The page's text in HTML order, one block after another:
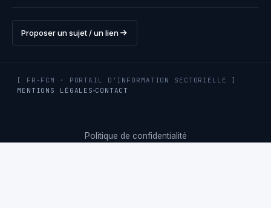
Proposer un sujet / un lien
[ FR-FCM · PORTAIL D'INFORMATION SECTORIELLE ]
MENTIONS LÉGALES CONTACT
Politique de confidentialité